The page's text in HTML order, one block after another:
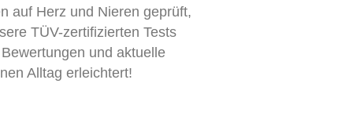
auf Herz und Nieren geprüft,
TÜV-zertifizierten Tests
und aktuelle
Alltag erleichtert!